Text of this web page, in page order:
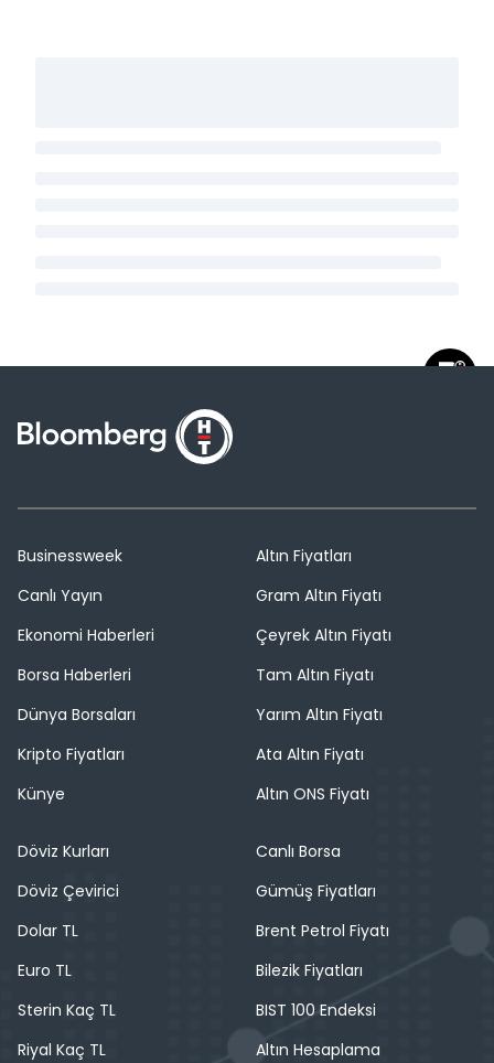
Businessweek
Canlı Yayın
Ekonomi Haberleri
Borsa Haberleri
Dünya Borsaları
Kripto Fiyatları
Künye
Altın Fiyatları
Gram Altın Fiyatı
Çeyrek Altın Fiyatı
Tam Altın Fiyatı
Yarım Altın Fiyatı
Ata Altın Fiyatı
Altın ONS Fiyatı
Döviz Kurları
Döviz Çevirici
Dolar TL
Euro TL
Sterin Kaç TL
Riyal Kaç TL
Canlı Borsa
Gümüş Fiyatları
Brent Petrol Fiyatı
Bilezik Fiyatları
BIST 100 Endeksi
Altın Hesaplama